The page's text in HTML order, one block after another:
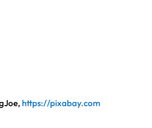
https://pixabay.com